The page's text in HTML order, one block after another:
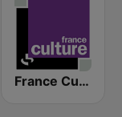
France Culture